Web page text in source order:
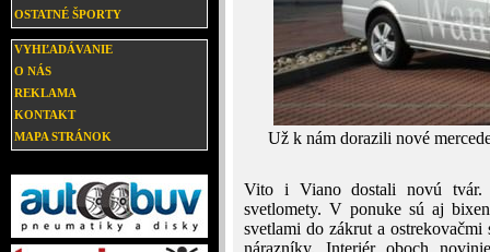
OSTATNÉ ŠPORTY
VYHĽADÁVANIE
O NÁS
REKLAMA
KONTAKT
MAPA STRÁNOK
Už k nám dorazili nové
Vito i Viano dostali novú tvár.
svetlomety. V ponuke sú aj
svetlami do zákrut a ostrekovačmi
nárazníky. Interiér oboch